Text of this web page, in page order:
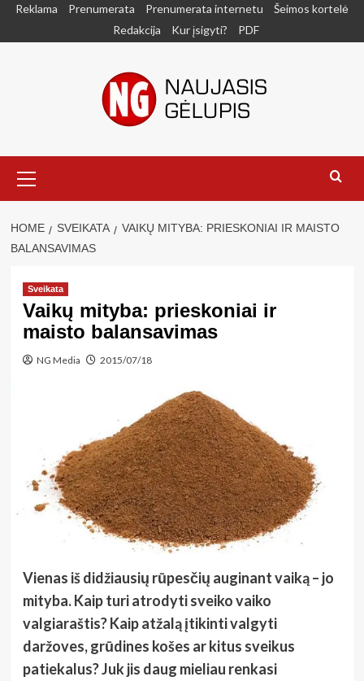
SkipReklama Prenumerata Prenumerata internetu
Šeimos kortelė
Redakcija
Kur įsigyti? PDF
Menu
HOME SVEIKATA
VAIKŲ MITYBA: PRIESKONIAI IR MAISTO
BALANSAVIMAS
Sveikata
Vaikų mityba: prieskoniai ir
maisto balansavimas
NG Media 2015/07/18
Vienas iš didžiausių rūpesčių auginant vaiką – jo
mityba. Kaip turi atrodyti sveiko vaiko
valgiaraštis? Kaip atžalą įtikinti valgyti
daržoves, grūdines košes ar kitus sveikus
patiekalus? Juk jis daug mieliau renkasi